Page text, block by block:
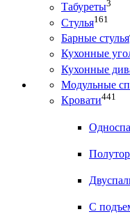
Табуреты3
Стулья161
Барные стулья
Кухонные
Кухонные
Модульные
Кровати441
С